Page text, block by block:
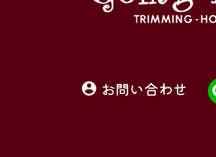
お問い合わせ